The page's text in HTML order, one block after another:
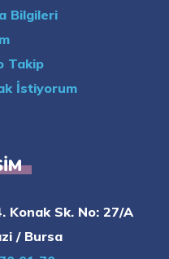
Bilgileri
Takip
İstiyorum
Konak Sk. No: 27/A
/ Bursa